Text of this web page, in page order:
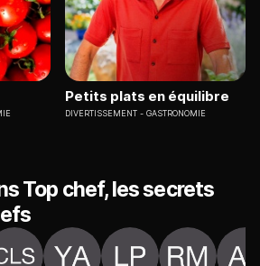
Petits plats en équilibre
DIVERTISSEMENT GASTRONOMIE
Top chef, les secrets